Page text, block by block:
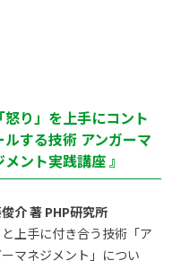
怒り」を上手にコント
ルする技術 アンガーマ
メント実践講座 』
介 著 PHP研究所
上手に付き合う技術「ア
マネジメント」につい